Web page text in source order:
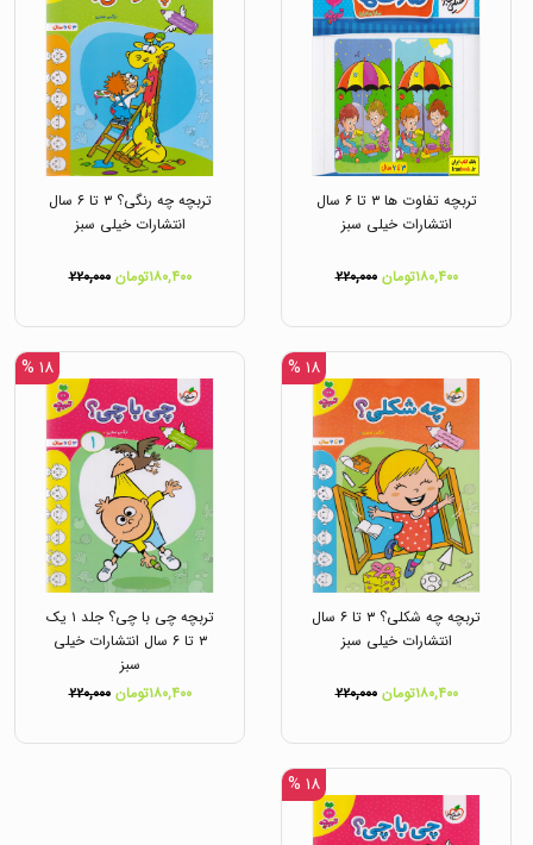
تربچه تفاوت ها ۳ تا ۶ سال
انتشارات خیلی سبز
۱۸۰,۴۰۰تومان ۲۲۰,۰۰۰
تربچه چه رنگی؟ ۳ تا ۶ سال
انتشارات خیلی سبز
۱۸۰,۴۰۰تومان ۲۲۰,۰۰۰
۱۸ %
تربچه چه شکلی؟ ۳ تا ۶ سال
انتشارات خیلی سبز
۱۸۰,۴۰۰تومان ۲۲۰,۰۰۰
۱۸ %
تربچه چی با چی؟ جلد ۱ یک
۳ تا ۶ سال انتشارات خیلی
سبز
۱۸۰,۴۰۰تومان
۲۲۰,۰۰۰
۱۸ %